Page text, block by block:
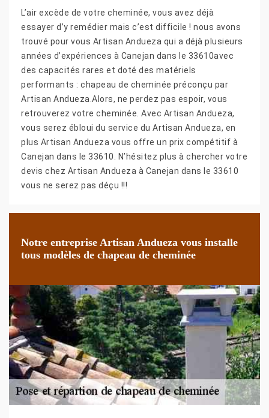
L’air excède de votre cheminée, vous avez déjà
essayer d’y remédier mais c’est difficile ! nous avons
trouvé pour vous Artisan Andueza qui a déjà plusieurs
années d’expériences à Canejan dans le 33610avec
des capacités rares et doté des matériels
performants : chapeau de cheminée préconçu par
Artisan Andueza.Alors, ne perdez pas espoir, vous
retrouverez votre cheminée. Avec Artisan Andueza,
vous serez ébloui du service du Artisan Andueza, en
plus Artisan Andueza vous offre un prix compétitif à
Canejan dans le 33610. N’hésitez plus à chercher votre
devis chez Artisan Andueza à Canejan dans le 33610
vous ne serez pas déçu !!!
Notre entreprise Artisan Andueza vous installe
tous modèles de chapeau de cheminée